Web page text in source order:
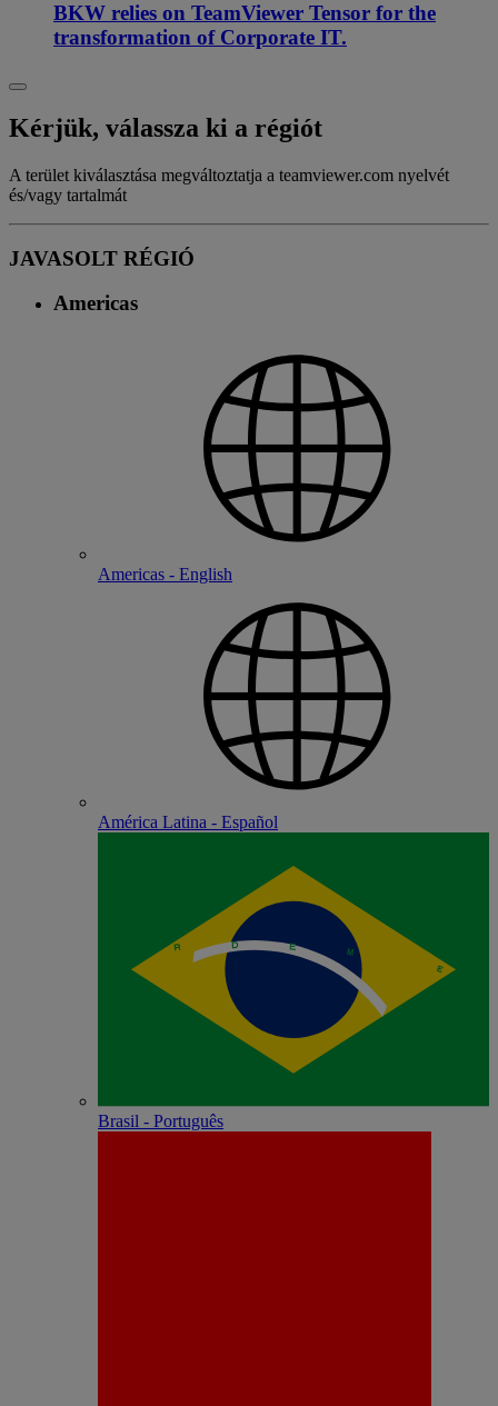
BKW relies on TeamViewer Tensor for the
transformation of Corporate IT.
Kérjük, válassza ki a régiót
A terület kiválasztása megváltoztatja a teamviewer.com nyelvét
és/vagy tartalmát
JAVASOLT RÉGIÓ
Americas
Americas - English
América Latina - Español
Brasil - Português